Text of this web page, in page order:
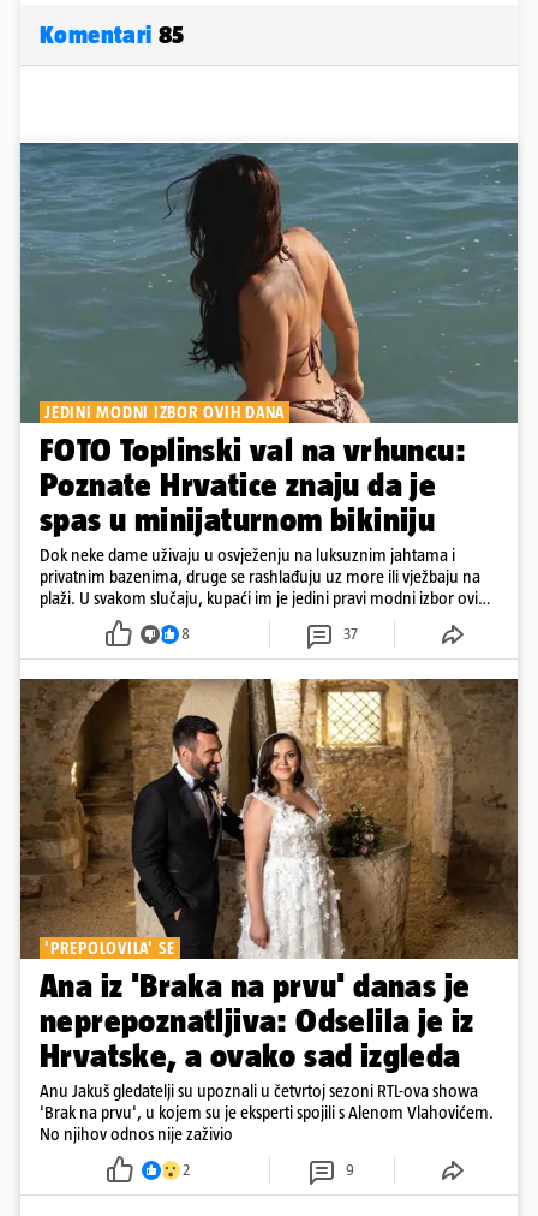
Komentari 85
JEDINI MODNI IZBOR OVIH DANA
FOTO Toplinski val na vrhuncu:
Poznate Hrvatice znaju da je
spas u minijaturnom bikiniju
Dok neke dame uživaju u osvježenju na luksuznim jahtama i
privatnim bazenima, druge se rashlađuju uz more ili vježbaju na
plaži. U svakom slučaju, kupaći im je jedini pravi modni izbor ovih
8 37
'PREPOLOVILA' SE
Ana iz 'Braka na prvu' danas je
neprepoznatljiva: Odselila je iz
Hrvatske, a ovako sad izgleda
Anu Jakuš gledatelji su upoznali u četvrtoj sezoni RTL-ova showa
'Brak na prvu', u kojem su je eksperti spojili s Alenom Vlahovićem.
No njihov odnos nije zaživio
2 9